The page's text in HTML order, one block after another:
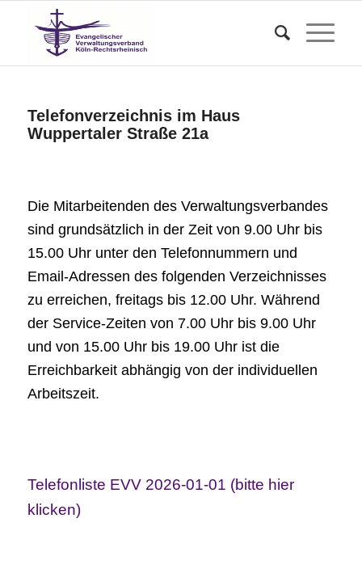
Telefonverzeichnis im Haus
Wuppertaler Straße 21a
Die Mitarbeitenden des Verwaltungsverbandes
sind grundsätzlich in der Zeit von 9.00 Uhr bis
15.00 Uhr unter den Telefonnummern und
Email-Adressen des folgenden Verzeichnisses
zu erreichen, freitags bis 12.00 Uhr. Während
der Service-Zeiten von 7.00 Uhr bis 9.00 Uhr
und von 15.00 Uhr bis 19.00 Uhr ist die
Erreichbarkeit abhängig von der individuellen
Arbeitszeit.
Telefonliste EVV 2026-01-01 (bitte hier
klicken)